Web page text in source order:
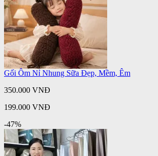
Gối Ôm Nỉ Nhung Sữa Đẹp, Mềm, Êm
350.000 VNĐ
199.000 VNĐ
-47%